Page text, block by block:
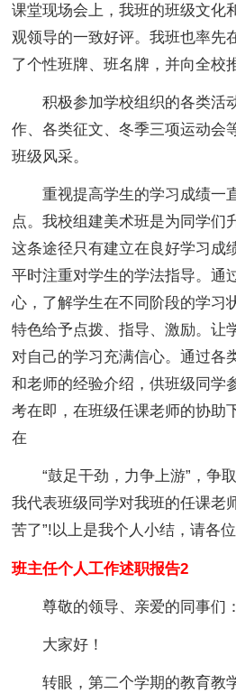
课堂现场会上，我班的班级文化
观领导的一致好评。我班也率先
了个性班牌、班名牌，并向全校
积极参加学校组织的各类活
作、各类征文、冬季三项运动会
班级风采。
重视提高学生的学习成绩一
点。我校组建美术班是为同学们
这条途径只有建立在良好学习成
平时注重对学生的学法指导。通
心，了解学生在不同阶段的学习
特色给予点拨、指导、激励。让
对自己的学习充满信心。通过各
和老师的经验介绍，供班级同学
考在即，在班级任课老师的协助
在
“鼓足干劲，力争上游”，争
我代表班级同学对我班的任课老
苦了”!以上是我个人小结，请各位
班主任个人工作述职报告2
尊敬的领导、亲爱的同事们：
大家好！
转眼，第二个学期的教育教